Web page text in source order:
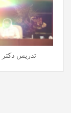
تدريس دکتر